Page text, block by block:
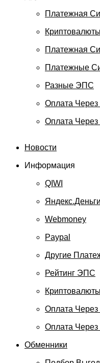
Платежная
Платежная
Платежные
Разные ЭПС
Оплата Через
Оплата
Новости
Информация
QIWI
Яндекс.Деньги
Webmoney
Paypal
Другие
Рейтинг ЭПС
Оплата Через
Оплата
Обменники